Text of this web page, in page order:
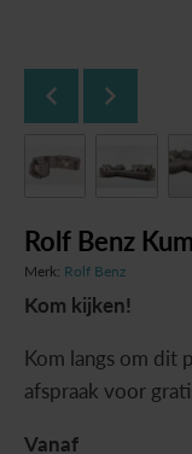
Rolf Benz
Merk: Rolf Benz
Kom kijken!
Kom langs om dit
afspraak voor
Vanaf